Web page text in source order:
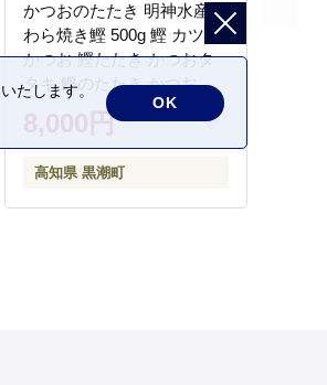
かつおのたたき 明神水産
わら焼き鰹 500g 鰹 カツオ
かつお 鰹たたき かつおタ
タキ 鰹のたたき かつおの
タタキ 藁焼き わら焼き 魚
さかな 海鮮 刺身 お刺身 冷
ご当地 本場 高知 黒潮町 ギ
フト 贈答品 人気 返礼品 ふ
8,000円
高知県 黒潮町
たします。
OK